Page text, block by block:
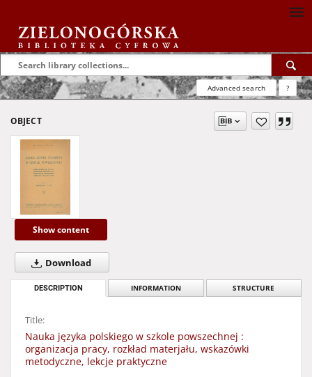
Advanced search ?
OBJECT
Show content
Download
DESCRIPTION INFORMATION STRUCTURE
Title:
Nauka języka polskiego w szkole powszechnej :
organizacja pracy, rozkład materjału, wskazówki
metodyczne, lekcje praktyczne